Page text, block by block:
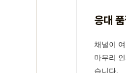
응대
채널이
마무리
습니다.